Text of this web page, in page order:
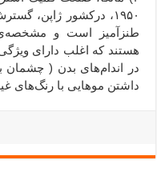
۱۹۵۰، درکشور ژاپن،
طنزآمیز است و
هستند که اغلب دارای
در اندام‌های بدن (
داشتن موهایی با رنگ‌های